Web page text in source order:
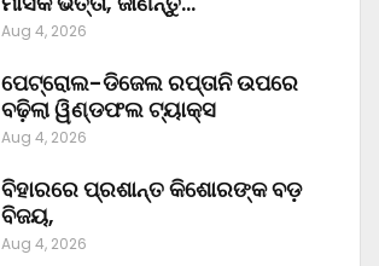
Aug 4, 2026
ପେଟ୍ରୋଲ-ଡିଜେଲ ରପ୍ତାନି ଉପରେ
ବଢ଼ିଲା ୱିଣ୍ଡଫଲ ଟ୍ୟାକ୍ସ
Aug 4, 2026
ବିହାରରେ ପ୍ରଶାନ୍ତ କିଶୋରଙ୍କ ବଡ଼
ବିଜୟ,
Aug 4, 2026